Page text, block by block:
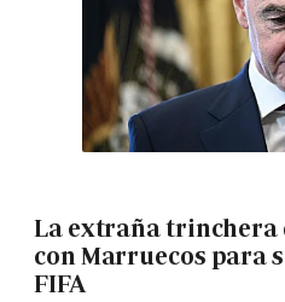
La extraña trinchera
con Marruecos para
FIFA